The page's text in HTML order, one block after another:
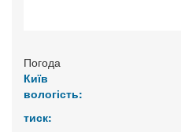
Погода
Київ
вологість:
тиск: